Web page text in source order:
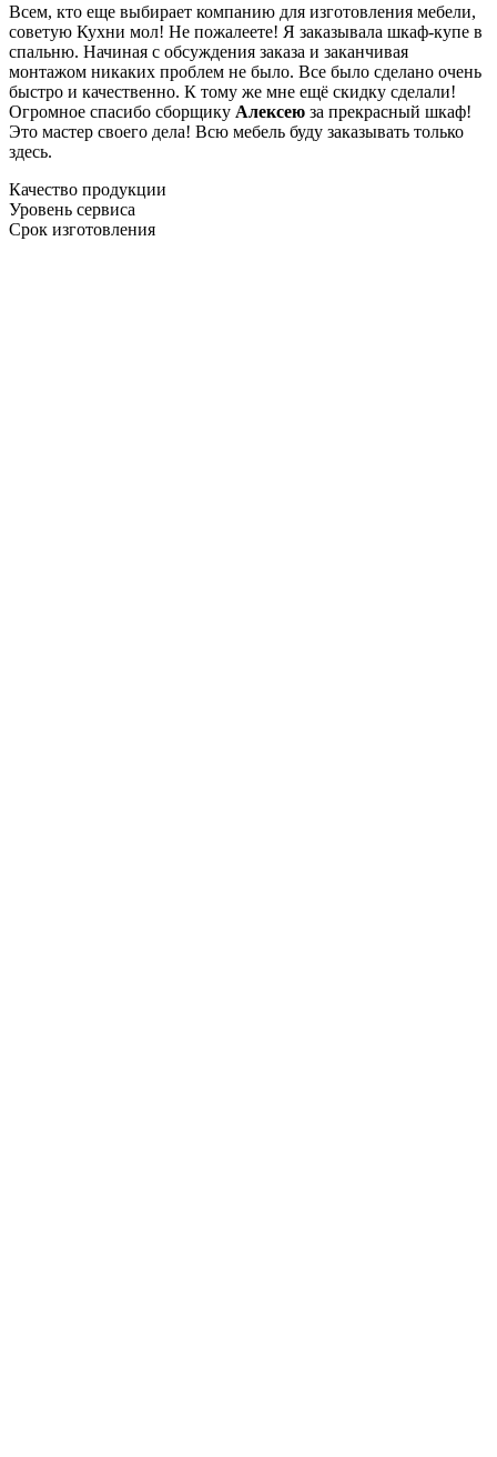
Всем, кто еще выбирает компанию для изготовления мебели,
советую Кухни мол! Не пожалеете! Я заказывала шкаф-купе в
спальню. Начиная с обсуждения заказа и заканчивая
монтажом никаких проблем не было. Все было сделано очень
быстро и качественно. К тому же мне ещё скидку сделали!
Огромное спасибо сборщику Алексею за прекрасный шкаф!
Это мастер своего дела! Всю мебель буду заказывать только
здесь.
Качество продукции
Уровень сервиса
Срок изготовления